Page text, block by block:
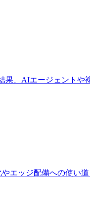
果、AIエージェントや
エッジ配備への使い道